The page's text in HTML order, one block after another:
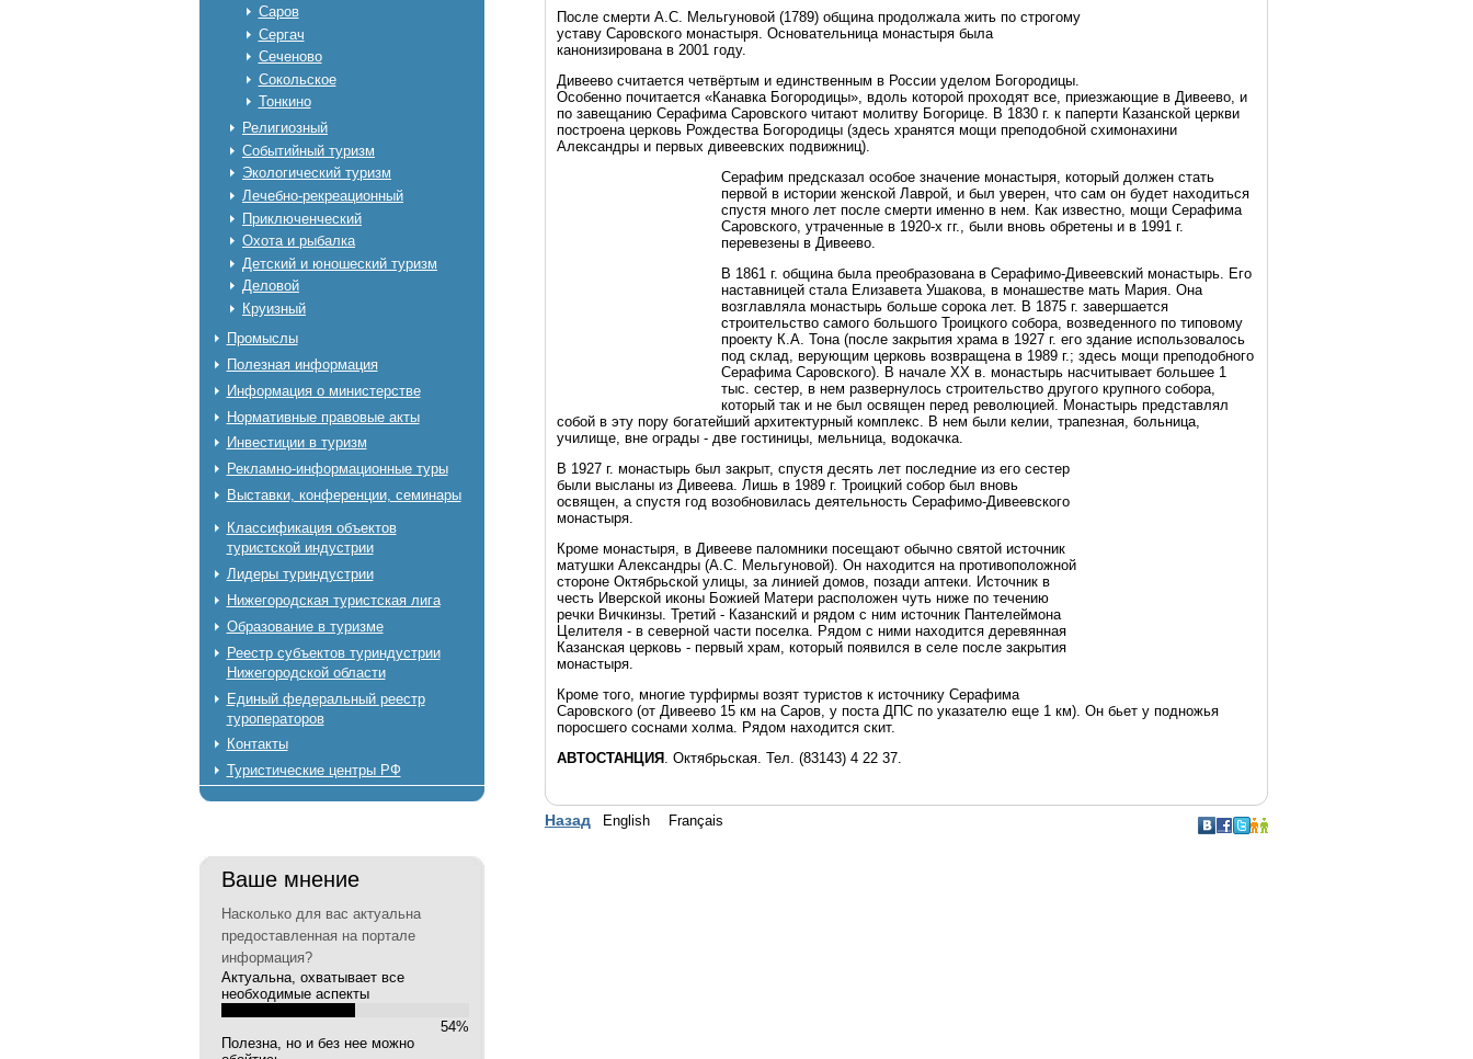
Саров
Сергач
Сеченово
Сокольское
Тонкино
Религиозный
Событийный туризм
Экологический туризм
Лечебно-рекреационный
Приключенческий
Охота и рыбалка
Детский и юношеский туризм
Деловой
Круизный
Промыслы
Полезная информация
Информация о министерстве
Нормативные правовые акты
Инвестиции в туризм
Рекламно-информационные туры
Выставки, конференции, семинары
Классификация объектов
туристской индустрии
Лидеры туриндустрии
Нижегородская туристская лига
Образование в туризме
Реестр субъектов туриндустрии
Нижегородской области
Единый федеральный реестр
туроператоров
Контакты
Туристические центры РФ
Ваше мнение
Насколько для вас актуальна
предоставленная на портале
информация?
Актуальна, охватывает все
необходимые аспекты
54%
Полезна, но и без нее можно
После смерти А.С. Мельгуновой (1789) община продолжала жить по строгому
уставу Саровского монастыря. Основательница монастыря была
канонизирована в 2001 году.
Дивеево считается четвёртым и единственным в России уделом Богородицы.
Особенно почитается «Канавка Богородицы», вдоль которой проходят все, приезжающие в Дивеево, и
по завещанию Серафима Саровского читают молитву Богорице. В 1830 г. к паперти Казанской церкви
построена церковь Рождества Богородицы (здесь хранятся мощи преподобной схимонахини
Александры и первых дивеевских подвижниц).
Серафим предсказал особое значение монастыря, который должен стать
первой в истории женской Лаврой, и был уверен, что сам он будет находиться
спустя много лет после смерти именно в нем. Как известно, мощи Серафима
Саровского, утраченные в 1920-х гг., были вновь обретены и в 1991 г.
перевезены в Дивеево.
В 1861 г. община была преобразована в Серафимо-Дивеевский монастырь. Его
наставницей стала Елизавета Ушакова, в монашестве мать Мария. Она
возглавляла монастырь больше сорока лет. В 1875 г. завершается
строительство самого большого Троицкого собора, возведенного по типовому
проекту К.А. Тона (после закрытия храма в 1927 г. его здание использовалось
под склад, верующим церковь возвращена в 1989 г.; здесь мощи преподобного
Серафима Саровского). В начале ХХ в. монастырь насчитывает большее 1
тыс. сестер, в нем развернулось строительство другого крупного собора,
который так и не был освящен перед революцией. Монастырь представлял
собой в эту пору богатейший архитектурный комплекс. В нем были келии, трапезная, больница,
училище, вне ограды - две гостиницы, мельница, водокачка.
В 1927 г. монастырь был закрыт, спустя десять лет последние из его сестер
были высланы из Дивеева. Лишь в 1989 г. Троицкий собор был вновь
освящен, а спустя год возобновилась деятельность Серафимо-Дивеевского
монастыря.
Кроме монастыря, в Дивееве паломники посещают обычно святой источник
матушки Александры (А.С. Мельгуновой). Он находится на противоположной
стороне Октябрьской улицы, за линией домов, позади аптеки. Источник в
честь Иверской иконы Божией Матери расположен чуть ниже по течению
речки Вичкинзы. Третий - Казанский и рядом с ним источник Пантелеймона
Целителя - в северной части поселка. Рядом с ними находится деревянная
Казанская церковь - первый храм, который появился в селе после закрытия
монастыря.
Кроме того, многие турфирмы возят туристов к источнику Серафима
Саровского (от Дивеево 15 км на Саров, у поста ДПС по указателю еще 1 км). Он бьет у подножья
поросшего соснами холма. Рядом находится скит.
АВТОСТАНЦИЯ . Октябрьская. Тел. (83143) 4 22 37.
Назад English Français